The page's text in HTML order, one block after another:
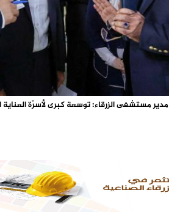
مدير مستشفى الزرقاء: توسعة كبرى لأسرّة